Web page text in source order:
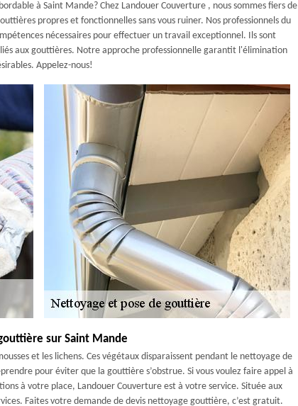
à Saint Mande? Chez Landouer Couverture , nous sommes fiers de
propres et fonctionnelles sans vous ruiner. Nos professionnels du
nécessaires pour effectuer un travail exceptionnel. Ils sont
aux gouttières. Notre approche professionnelle garantit l'élimination
Appelez-nous!
sur Saint Mande
et les lichens. Ces végétaux disparaissent pendant le nettoyage de
pour éviter que la gouttière s’obstrue. Si vous voulez faire appel à
à votre place, Landouer Couverture est à votre service. Située aux
Faites votre demande de devis nettoyage gouttière, c’est gratuit.